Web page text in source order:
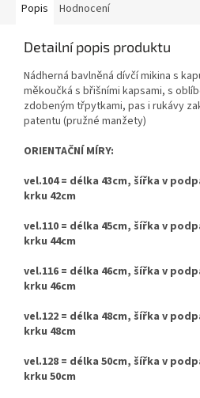
Popis Hodnocení
Detailní popis produktu
Nádherná bavlněná dívčí mikina s
měkoučká s břišními kapsami, s
zdobeným třpytkami, pas i rukávy
patentu (pružné manžety)
ORIENTAČNÍ MÍRY:
vel.104 = délka 43cm, šířka v
krku 42cm
vel.110 = délka 45cm, šířka v
krku 44cm
vel.116 = délka 46cm, šířka v
krku 46cm
vel.122 = délka 48cm, šířka v
krku 48cm
vel.128 = délka 50cm, šířka v
krku 50cm